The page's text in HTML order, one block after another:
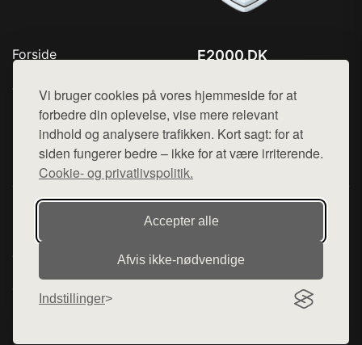
Vi bruger cookies på vores hjemmeside for at
forbedre din oplevelse, vise mere relevant
indhold og analysere trafikken. Kort sagt: for at
siden fungerer bedre – ikke for at være irriterende.
Cookie- og privatlivspolitik.
Accepter alle
Afvis ikke‑nødvendige
Indstillinger
Forside
Top Rabatter
Kontakt
E2000.DK
Mail: hej@want.dk
Cookie- og privatlivspolitik
Denne side er en del af want.dk, der udgiver en række
hjemmesider med præsentation af forskellige produkter fra
diverse webshops. Der sælges ikke varer fra denne side - vi
henviser til de shops, som sælger varen. Vi har heller ikke
varerne på lager.